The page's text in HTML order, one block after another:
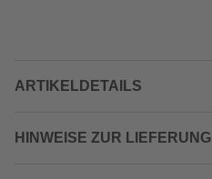
ARTIKELDETAILS
HINWEISE ZUR LIEFERUNG